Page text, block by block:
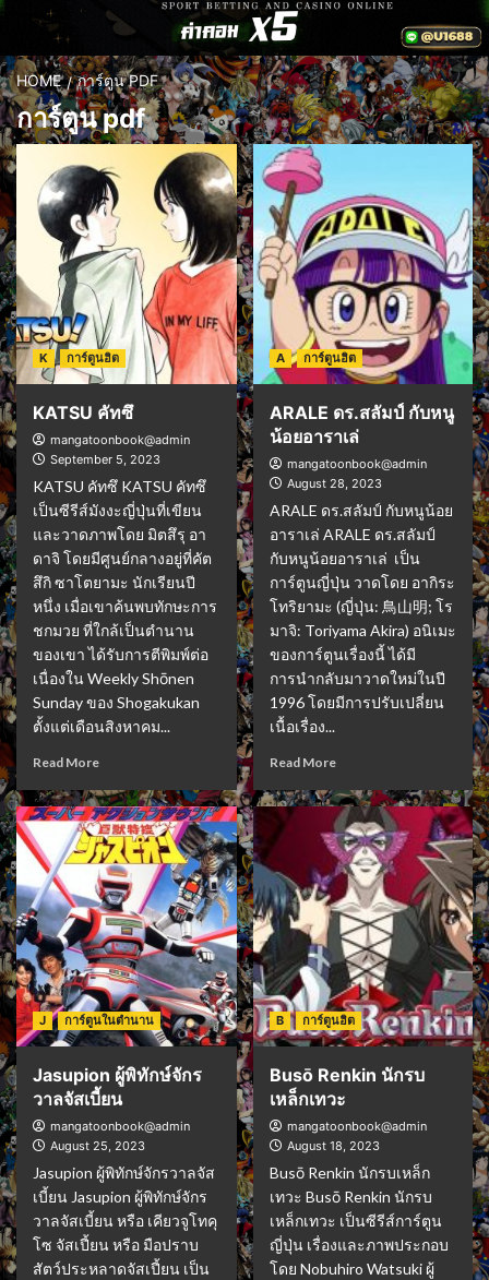
HOME การ์ตูน PDF
การ์ตูน pdf
K การ์ตูนฮิต
KATSU คัทซึ
mangatoonbook@admin
September 5, 2023
KATSU คัทซึ KATSU คัทซึ
เป็นซีรีส์มังงะญี่ปุ่นที่เขียน
และวาดภาพโดย มิตสึรุ อา
ดาจิ โดยมีศูนย์กลางอยู่ที่คัต
สึกิ ซาโตยามะ นักเรียนปี
หนึ่ง เมื่อเขาค้นพบทักษะการ
ชกมวย ที่ใกล้เป็นตำนาน
ของเขา ได้รับการตีพิมพ์ต่อ
เนื่องใน Weekly Shōnen
Sunday ของ Shogakukan
ตั้งแต่เดือนสิงหาคม...
Read More
A การ์ตูนฮิต
ARALE ดร.สลัมป์ กับหนู
น้อยอาราเล่
mangatoonbook@admin
August 28, 2023
ARALE ดร.สลัมป์ กับหนูน้อย
อาราเล่ ARALE ดร.สลัมป์
กับหนูน้อยอาราเล่ เป็น
การ์ตูนญี่ปุ่น วาดโดย อากิระ
โทริยามะ (ญี่ปุ่น: 鳥山明; โร
มาจิ: Toriyama Akira) อนิเมะ
ของการ์ตูนเรื่องนี้ ได้มี
การนำกลับมาวาดใหม่ในปี
1996 โดยมีการปรับเปลี่ยน
เนื้อเรื่อง...
Read More
J การ์ตูนในตำนาน
Jasupion ผู้พิทักษ์จักร
วาลจัสเบี้ยน
mangatoonbook@admin
August 25, 2023
Jasupion ผู้พิทักษ์จักรวาลจัส
เบี้ยน Jasupion ผู้พิทักษ์จักร
วาลจัสเบี้ยน หรือ เคียวจูโทคุ
โซ จัสเปี้ยน หรือ มือปราบ
สัตว์ประหลาดจัสเปี้ยน เป็น
B การ์ตูนฮิต
Busō Renkin นักรบ
เหล็กเทวะ
mangatoonbook@admin
August 18, 2023
Busō Renkin นักรบเหล็ก
เทวะ Busō Renkin นักรบ
เหล็กเทวะ เป็นซีรีส์การ์ตูน
ญี่ปุ่น เรื่องและภาพประกอบ
โดย Nobuhiro Watsuki ผู้